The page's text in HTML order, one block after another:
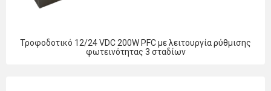
Τροφοδοτικό 12/24 VDC 200W PFC με λειτουργία ρύθμισης
φωτεινότητας 3 σταδίων